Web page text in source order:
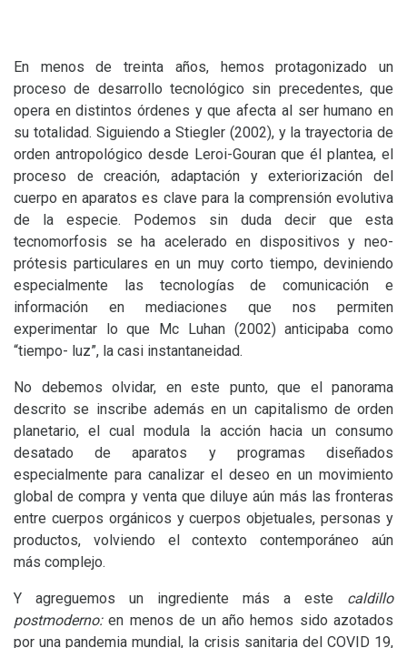
En menos de treinta años, hemos protagonizado un
proceso de desarrollo tecnológico sin precedentes, que
opera en distintos órdenes y que afecta al ser humano en
su totalidad. Siguiendo a Stiegler (2002), y la trayectoria de
orden antropológico desde Leroi-Gouran que él plantea, el
proceso de creación, adaptación y exteriorización del
cuerpo en aparatos es clave para la comprensión evolutiva
de la especie. Podemos sin duda decir que esta
tecnomorfosis se ha acelerado en dispositivos y neo-
prótesis particulares en un muy corto tiempo, deviniendo
especialmente las tecnologías de comunicación e
información en mediaciones que nos permiten
experimentar lo que Mc Luhan (2002) anticipaba como
“tiempo- luz”, la casi instantaneidad.
No debemos olvidar, en este punto, que el panorama
descrito se inscribe además en un capitalismo de orden
planetario, el cual modula la acción hacia un consumo
desatado de aparatos y programas diseñados
especialmente para canalizar el deseo en un movimiento
global de compra y venta que diluye aún más las fronteras
entre cuerpos orgánicos y cuerpos objetuales, personas y
productos, volviendo el contexto contemporáneo aún
más complejo.
Y agreguemos un ingrediente más a este caldillo
postmoderno:en menos de un año hemos sido azotados
por una pandemia mundial, la crisis sanitaria del COVID 19,